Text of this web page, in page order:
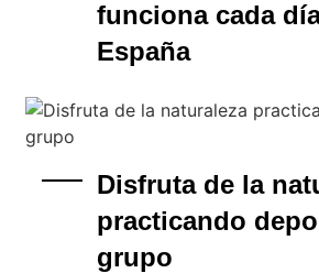
funciona cada
España
Disfruta de la
practicando
grupo